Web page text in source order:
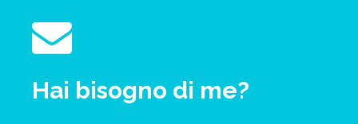
Hai bisogno di me?